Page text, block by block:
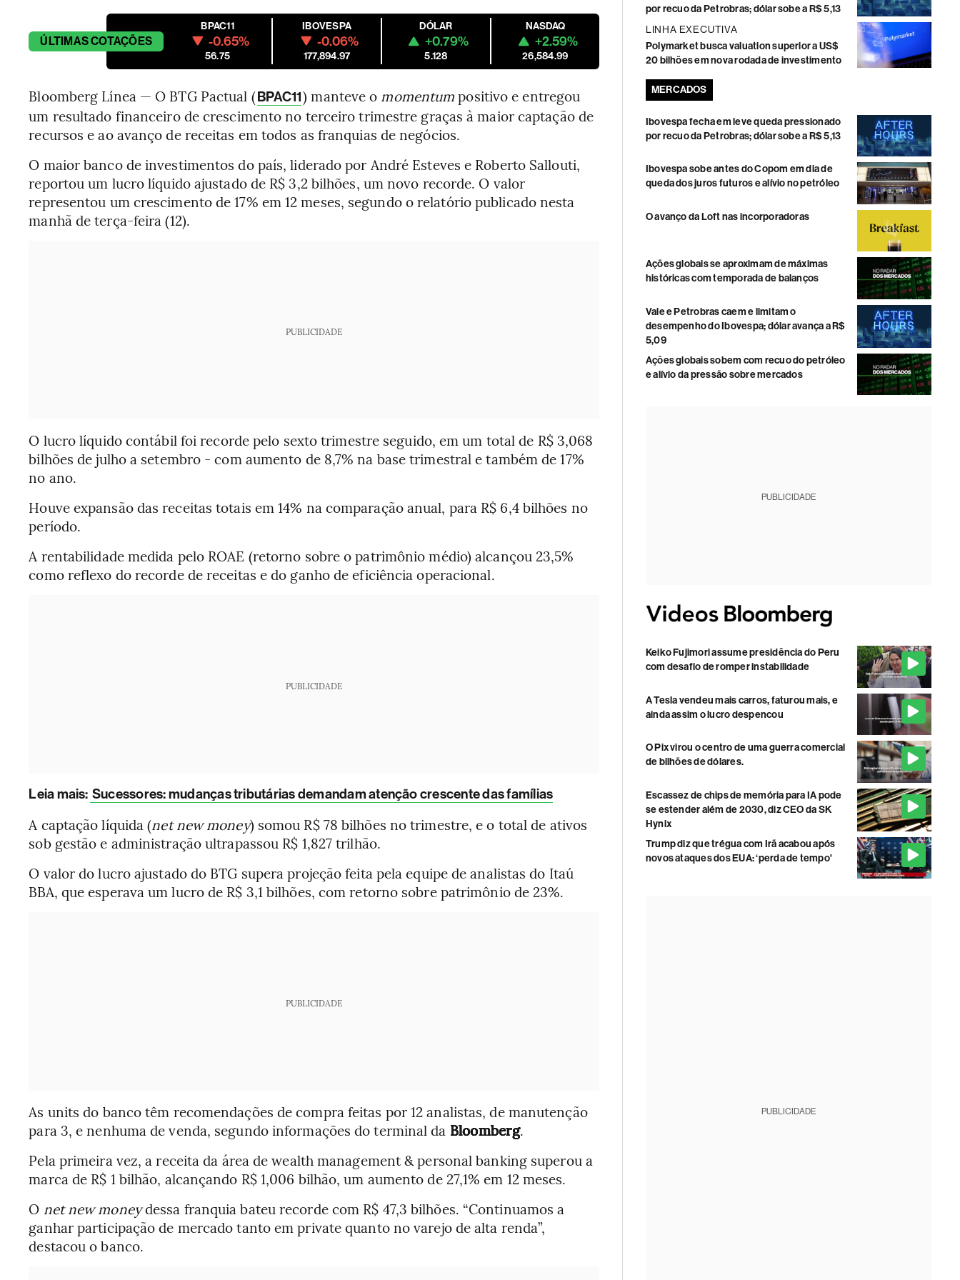
ÚLTIMASCOTAÇÕES
BPAC11
-0.65%
56.75
IBOVESPA
-0.06%
177,894.97
DÓLAR
+0.79%
5.128
NASDAQ
+2.59%
26,584.99
Bloomberg Línea — O BTG Pactual (BPAC11) manteve o momentumpositivo e entregou
um resultado financeiro de crescimento no terceiro trimestre graças à maior captação de
recursos e ao avanço de receitas em todos as franquias de negócios.
O maior banco de investimentos do país, liderado por André Esteves e Roberto Sallouti,
reportou um lucro líquido ajustado de R$ 3,2 bilhões, um novo recorde. O valor
representou um crescimento de 17% em 12 meses, segundo o relatório publicado nesta
manhã de terça-feira (12).
PUBLICIDADE
O lucro líquido contábil foi recorde pelo sexto trimestre seguido, em um total de R$ 3,068
bilhões de julho a setembro - com aumento de 8,7% na base trimestral e também de 17%
no ano.
Houve expansão das receitas totais em 14% na comparação anual, para R$ 6,4 bilhões no
período.
A rentabilidade medida pelo ROAE (retorno sobre o patrimônio médio) alcançou 23,5%
como reflexo do recorde de receitas e do ganho de eficiência operacional.
PUBLICIDADE
Leia mais: Sucessores: mudanças tributárias demandam atenção crescente das famílias
A captação líquida (net new money) somou R$ 78 bilhões no trimestre, e o total de ativos
sob gestão e administração ultrapassou R$ 1,827 trilhão.
O valor do lucro ajustado do BTG supera projeção feita pela equipe de analistas do Itaú
BBA, que esperava um lucro de R$ 3,1 bilhões, com retorno sobre patrimônio de 23%.
PUBLICIDADE
As units do banco têm recomendações de compra feitas por 12 analistas, de manutenção
para 3, e nenhuma de venda, segundo informações do terminal da Bloomberg.
Pela primeira vez, a receita da área de wealth management & personal banking superou a
marca de R$ 1 bilhão, alcançando R$ 1,006 bilhão, um aumento de 27,1% em 12 meses.
O net new moneydessa franquia bateu recorde com R$ 47,3 bilhões. “Continuamos a
ganhar participação de mercado tanto em private quanto no varejo de alta renda”,
destacou o banco.
por recuo da Petrobras; dólar sobe a R$ 5,13
LINHA EXECUTIVA
Polymarket busca valuation superior a US$
20 bilhões em nova rodada de investimento
MERCADOS
Ibovespa fecha em leve queda pressionado
por recuo da Petrobras; dólar sobe a R$ 5,13
Ibovespa sobe antes do Copom em dia de
queda dos juros futuros e alívio no petróleo
O avanço da Loft nas incorporadoras
Ações globais se aproximam de máximas
históricas com temporada de balanços
Vale e Petrobras caem e limitam o
desempenho do Ibovespa; dólar avança a R$
5,09
Ações globais sobem com recuo do petróleo
e alívio da pressão sobre mercados
PUBLICIDADE
Keiko Fujimori assume presidência do Peru
com desafio de romper instabilidade
A Tesla vendeu mais carros, faturou mais, e
ainda assim o lucro despencou
O Pix virou o centro de uma guerra comercial
de bilhões de dólares.
Escassez de chips de memória para IA pode
se estender além de 2030, diz CEO da SK
Hynix
Trump diz que trégua com Irã acabou após
novos ataques dos EUA: ‘perda de tempo'
PUBLICIDADE